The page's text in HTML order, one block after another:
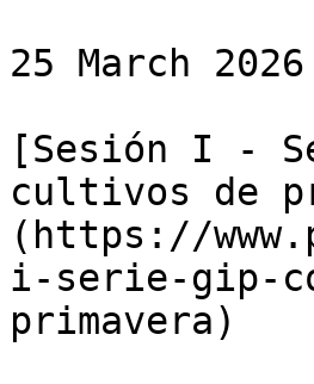
25 March 2026
[Sesión I -
cultivos de
(https://
i-serie-gip-
primavera)